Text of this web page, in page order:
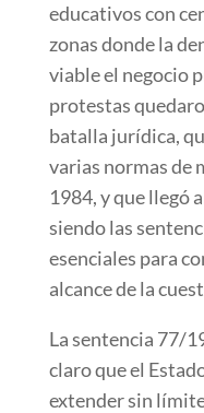
educativos con
zonas donde la
viable el negocio
protestas
batalla jurídica,
varias normas de
1984, y que llegó
siendo las
esenciales para
alcance de la
La sentencia 77/
claro que el
extender sin